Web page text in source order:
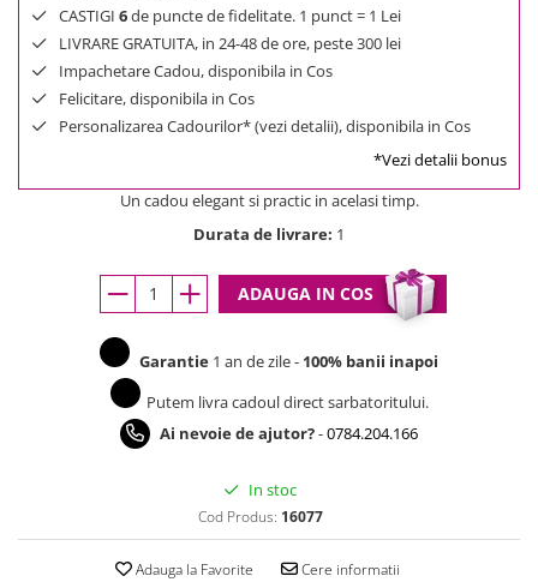
CASTIGI 6de puncte de fidelitate. 1 punct = 1 Lei
LIVRARE GRATUITA, in 24-48 de ore, peste 300 lei
Impachetare Cadou, disponibila in Cos
Felicitare, disponibila in Cos
Personalizarea Cadourilor* (vezi detalii), disponibila in Cos
*Vezi detalii bonus
Un cadou elegant si practic in acelasi timp.
Durata de livrare: 1
ADAUGA IN COS
Garantie 1 an de zile - 100% banii inapoi
Putem livra cadoul direct sarbatoritului.
Ai nevoie de ajutor?-0784.204.166
In stoc
Cod Produs: 16077
Adauga la Favorite Cere informatii